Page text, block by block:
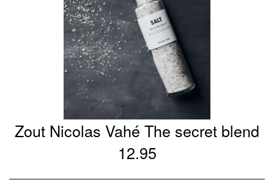
Zout Nicolas Vahé The secret blend
12.95